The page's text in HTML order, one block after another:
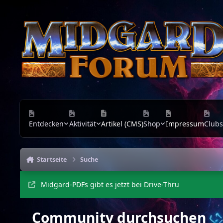
Entdecken Aktivität Artikel (CMS)Shop ImpressumClubs
Startseite Suche
Midgard-PDFs gibt es jetzt bei Drive-Thru
Community durchsuchen